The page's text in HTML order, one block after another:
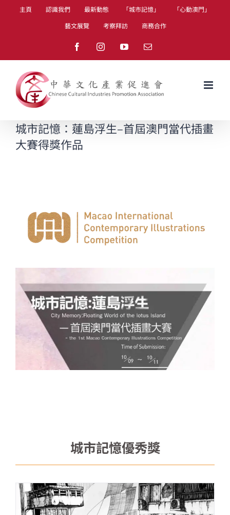
主頁 認識我們 最新動態 「城市記憶」
「心動澳門」
藝文展覽
考察拜訪 商務合作
FacebookInstagramYouTubeEmail
城市記憶：蓮島浮生–首屆澳門當代插畫
大賽得獎作品
城市記憶優秀獎